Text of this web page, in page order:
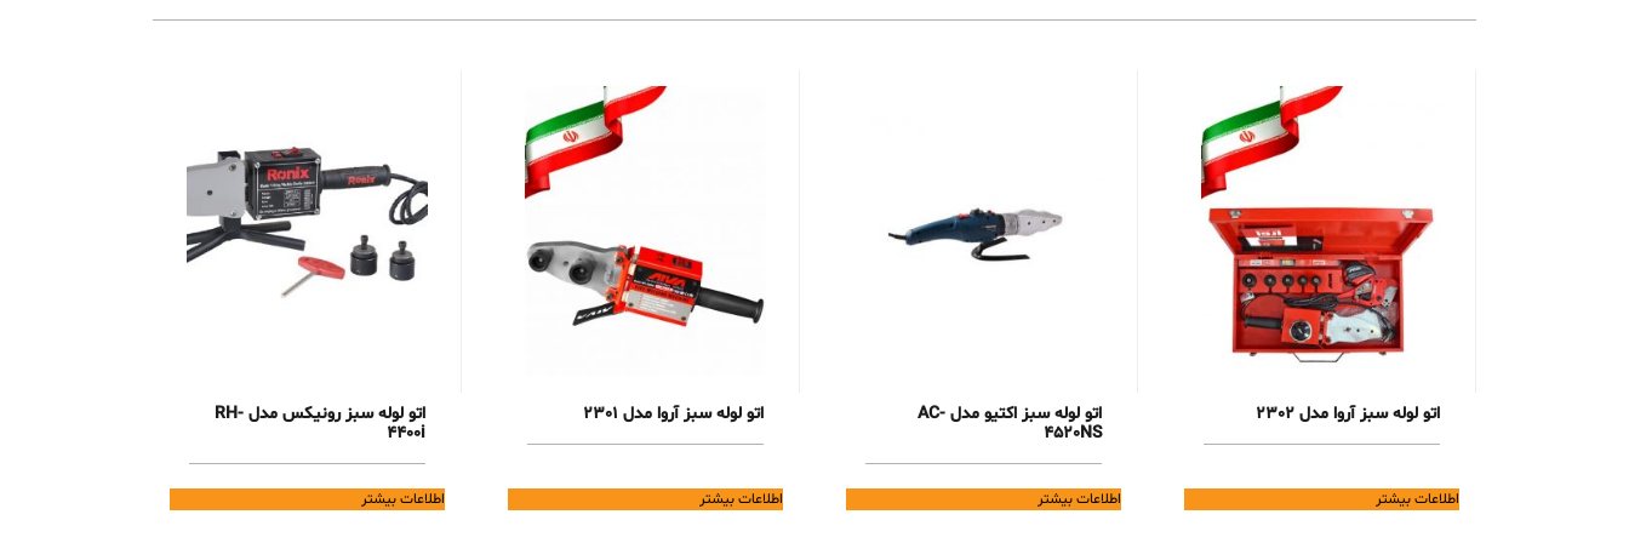
اتو لوله سبز آروا مدل 2302
اطلاعات بیشتر
اتو لوله سبز اکتیو مدل AC-
4520NS
اطلاعات بیشتر
اتو لوله سبز آروا مدل 2301
اطلاعات بیشتر
اتو لوله سبز رونیکس مدل RH-
4400i
اطلاعات بیشتر